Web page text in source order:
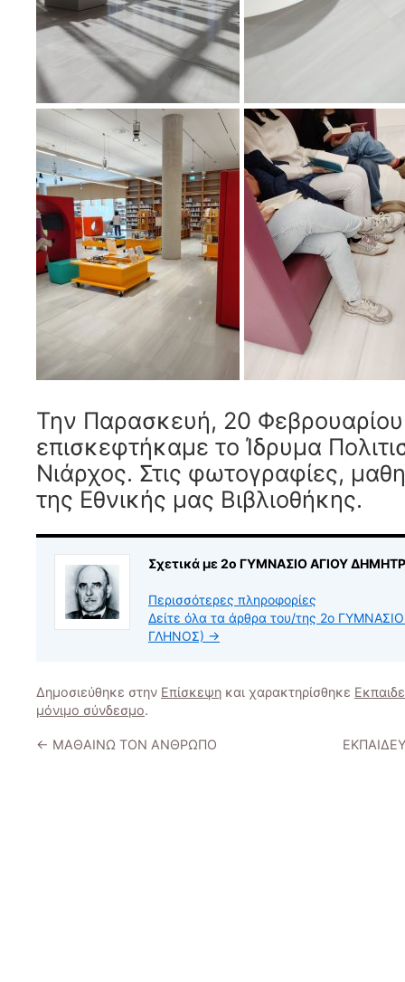
Την Παρασκευή, 20
επισκεφτήκαμε το Ίδρυμα
Νιάρχος. Στις φωτογραφίες,
της Εθνικής μας Βιβλιοθήκης.
Σχετικά με 2ο ΓΥΜΝΑΣΙΟ ΑΓΙΟΥ
Περισσότερες πληροφορίες
Δείτε όλα τα άρθρα του/της 2ο
ΓΛΗΝΟΣ) →
Δημοσιεύθηκε στην Επίσκεψη και χαρακτηρίσθηκε
μόνιμο σύνδεσμο.
← ΜΑΘΑΙΝΩ ΤΟΝ ΑΝΘΡΩΠΟ